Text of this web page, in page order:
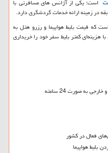
است؛ یکی از آژانس های مسافرتی با
که قیمت بلیط هواپیما و رزرو هتل به
هزینه‌ای کمتر بلیط سفر خود را خریداری
به صورت 24 ساعته
فعال در کشور
بلیط هواپیما